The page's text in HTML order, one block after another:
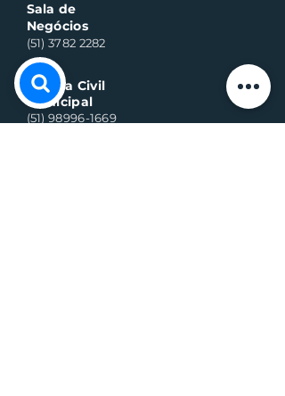
Sala de
Negócios
(51) 3782 2282
Defesa Civil
Municipal
(51) 98996-1669